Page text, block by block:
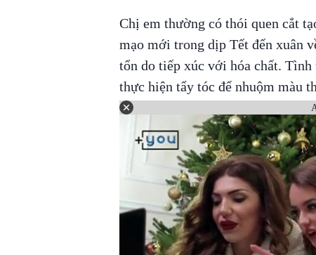
Chị em thường có thói quen cắt
mạo mới trong dịp Tết đến xuân
tổn do tiếp xúc với hóa chất.
thực hiện tẩy tóc để nhuộm màu